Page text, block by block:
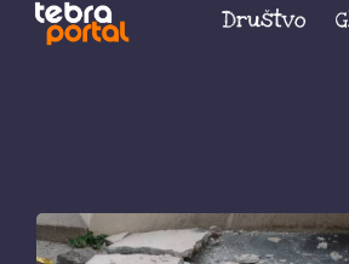
Društvo